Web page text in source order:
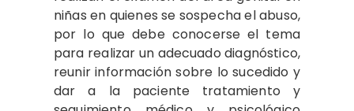
niñas en quienes se sospecha el abuso,
por lo que debe conocerse el tema
para realizar un adecuado diagnóstico,
reunir información sobre lo sucedido y
dar a la paciente tratamiento y